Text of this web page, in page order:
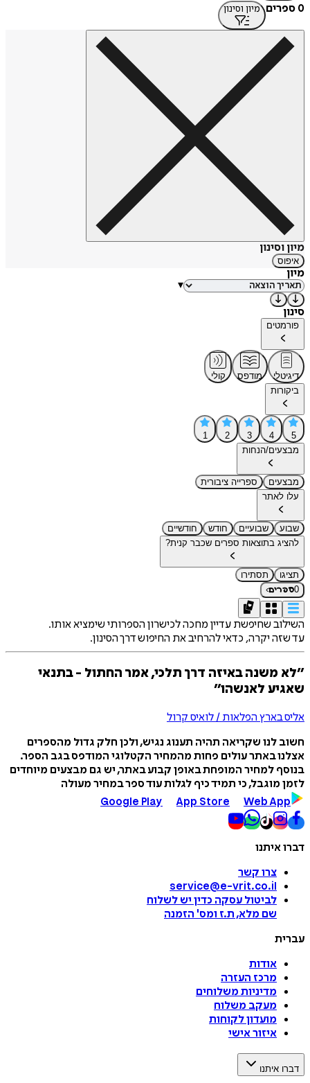
0 ספרים מיון וסינון
מיון וסינון
איפוס
מיון
▾
סינון
פורמטים
דיגיטלי מודפס
קולי
ביקורות
5
4
3
2
1
מבצעים/הנחות
מבצעים
ספרייה ציבורית
עלו לאתר
שבוע שבועיים חודש
חודשיים
להציג בתוצאות ספרים שכבר קנית?
תציגו
תסתירו
0ספרים›
השילוב שחיפשת עדיין מחכה לכישרון הספרותי שימציא אותו.
עד שזה יקרה, כדאי להרחיב את החיפוש דרך הסינון.
״לא משנה באיזה דרך תלכי, אמר החתול - בתנאי
שאגיע לאנשהו״
אליס בארץ הפלאות / לואיס קרול
חשוב לנו שקריאה תהיה תענוג נגיש, ולכן חלק גדול מהספרים
אצלנו באתר עולים פחות מהמחיר הקטלוגי המודפס בגב הספר.
בנוסף למחיר המופחת באופן קבוע באתר, יש גם מבצעים מיוחדים
לזמן מוגבל, כי תמיד כיף לגלות עוד ספר במחיר מעולה
Google Play
App Store Web App
דברו איתנו
צרו קשר
service@e-vrit.co.il
לביטול עסקה כדין יש לשלוח
שם מלא, ת.ז ומס' הזמנה
עברית
אודות
מרכז העזרה
מדיניות משלוחים
מעקב משלוח
מועדון לקוחות
איזור אישי
דברו איתנו